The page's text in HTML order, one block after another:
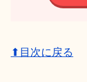
⬆目次に戻る